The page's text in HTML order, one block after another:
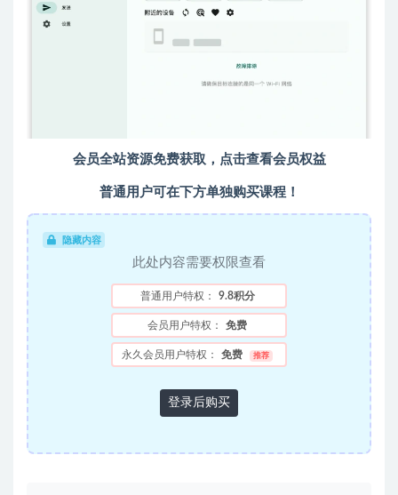
会员全站资源免费获取，点击查看会员权益
普通用户可在下方单独购买课程！
隐藏内容
此处内容需要权限查看
普通用户特权： 9.8积分
会员用户特权： 免费
永久会员用户特权： 免费 推荐
登录后购买